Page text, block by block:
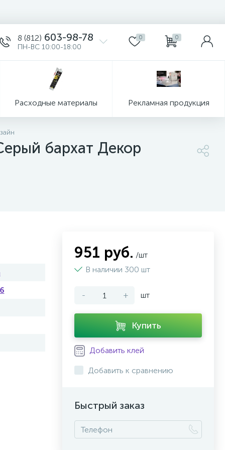
8 (812) 603-98-78
ПН-ВС 10:00-18:00
0 0
Расходные материалы Рекламная продукция
бархат Декор
951 руб. /шт
В наличии 300 шт
- + шт
Купить
Добавить клей
Добавить к сравнению
Быстрый заказ